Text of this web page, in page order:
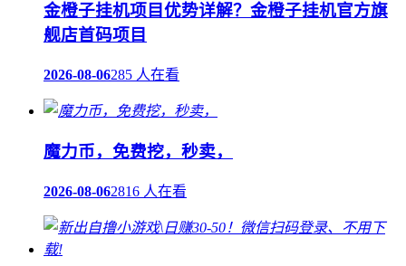
金橙子挂机项目优势详解？金橙子挂机官方旗
舰店首码项目
2026-08-06285 人在看
魔力币，免费挖，秒卖，
2026-08-062816 人在看